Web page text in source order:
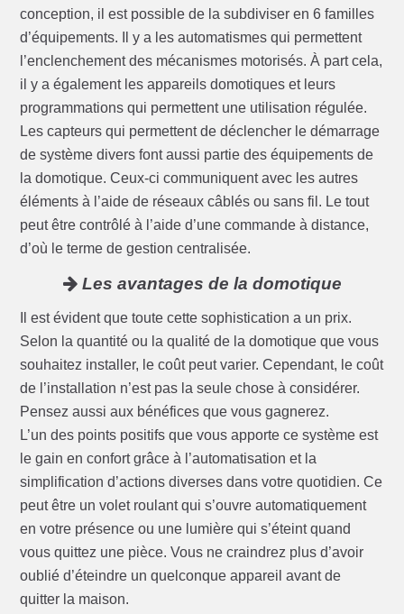
conception, il est possible de la subdiviser en 6 familles
d’équipements. Il y a les automatismes qui permettent
l’enclenchement des mécanismes motorisés. À part cela,
il y a également les appareils domotiques et leurs
programmations qui permettent une utilisation régulée.
Les capteurs qui permettent de déclencher le démarrage
de système divers font aussi partie des équipements de
la domotique. Ceux-ci communiquent avec les autres
éléments à l’aide de réseaux câblés ou sans fil. Le tout
peut être contrôlé à l’aide d’une commande à distance,
d’où le terme de gestion centralisée.
Les avantages de la domotique
Il est évident que toute cette sophistication a un prix.
Selon la quantité ou la qualité de la domotique que vous
souhaitez installer, le coût peut varier. Cependant, le coût
de l’installation n’est pas la seule chose à considérer.
Pensez aussi aux bénéfices que vous gagnerez.
L’un des points positifs que vous apporte ce système est
le gain en confort grâce à l’automatisation et la
simplification d’actions diverses dans votre quotidien. Ce
peut être un volet roulant qui s’ouvre automatiquement
en votre présence ou une lumière qui s’éteint quand
vous quittez une pièce. Vous ne craindrez plus d’avoir
oublié d’éteindre un quelconque appareil avant de
quitter la maison.